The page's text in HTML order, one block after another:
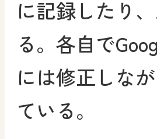
に記録したり
る。各自で
には修正しな
ている。